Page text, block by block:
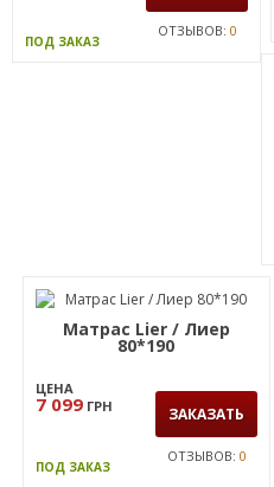
ПОД ЗАКАЗ
ОТЗЫВОВ: 0
Матрас Lier / Лиер
80*190
ЦЕНА
7 099 ГРН ЗАКАЗАТЬ
ПОД ЗАКАЗ
ОТЗЫВОВ:0